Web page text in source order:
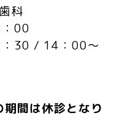
科
00
：30 / 14：00～
間は休診となり